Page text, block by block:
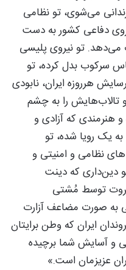
می‌شوی، تو نظامی
دفاعی کشور به دست
می‌دهد. تو نیروی پلیسی
سرکوب بدل کرده، تو
هرروزه‌ ایران، نابودی
را به چشم
هنرمندی که آزادی و
یک رویا شده، تو
نظامی و امنیتی و
دین‌داری که دینت
توسط مُشتی
به صورت مضاعف آزارت
ایران که وطن برایتان
و آسایش شما برچیده
عزیزمان است.»